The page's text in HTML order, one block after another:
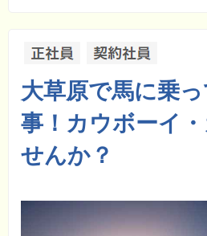
大草原で馬に乗
事！カウボーイ
せんか？